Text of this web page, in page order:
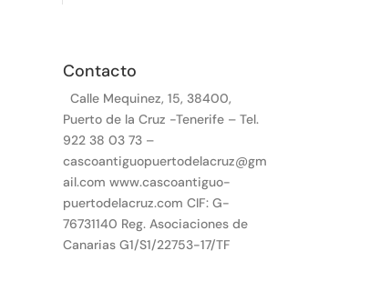
Contacto
Calle Mequinez, 15, 38400,
Puerto de la Cruz -Tenerife – Tel.
922 38 03 73 –
cascoantiguopuertodelacruz@gm
ail.com www.cascoantiguo-
puertodelacruz.com CIF: G-
76731140 Reg. Asociaciones de
Canarias G1/S1/22753-17/TF